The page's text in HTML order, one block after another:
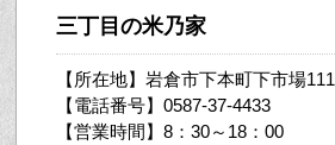
三丁目の米乃家
【所在地】岩倉市下本町下市場111
【電話番号】0587-37-4433
【営業時間】8：30～18：00